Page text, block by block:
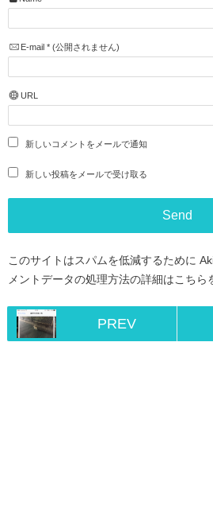
E-mail *(公開されません)
URL
新しいコメントをメールで通知
新しい投稿をメールで受け取る
このサイトはスパムを低減するために
メントデータの処理方法の詳細はこちら
PREV